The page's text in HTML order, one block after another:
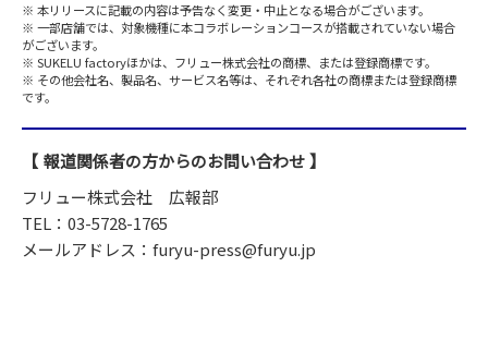
本リリースに記載の内容は予告なく変更・中止となる場合がございます。
一部店舗では、対象機種に本コラボレーションコースが搭載されていない場合
がございます。
SUKELU factoryほかは、フリュー株式会社の商標、または登録商標です。
その他会社名、製品名、サービス名等は、それぞれ各社の商標または登録商標
です。
報道関係者の方からのお問い合わせ
フリュー株式会社 広報部
TEL：03-5728-1765
メールアドレス：furyu-press@furyu.jp